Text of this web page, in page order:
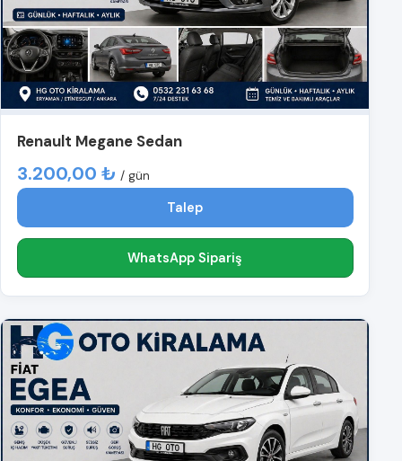
Renault Megane Sedan
3.200,00 ₺ / gün
Talep
WhatsApp Sipariş